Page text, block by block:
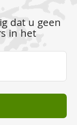
dat u geen
in het